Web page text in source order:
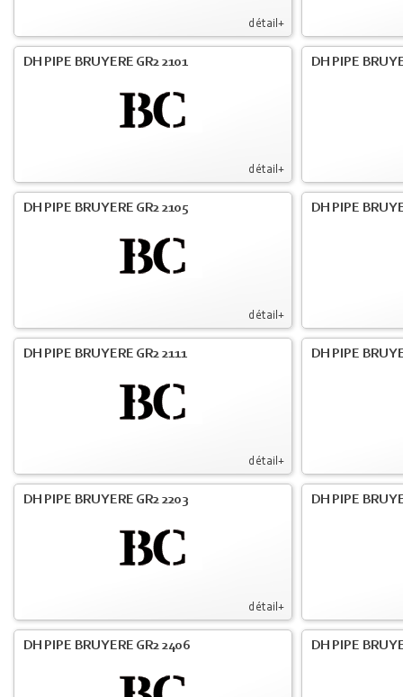
détail+
détail+
DH PIPE BRUYERE GR2 2101 DH PIPE
détail+
DH PIPE BRUYERE GR2 2105 DH PIPE
détail+
DH PIPE BRUYERE GR2 2111 DH PIPE
détail+
DH PIPE BRUYERE GR2 2203 DH PIPE
DH PIPE BRUYERE GR2 2406 DH PIPE